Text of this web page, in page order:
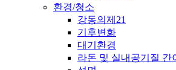
환경/청소
강동의제21
기후변화
대기환경
라돈 및 실내공기질 간